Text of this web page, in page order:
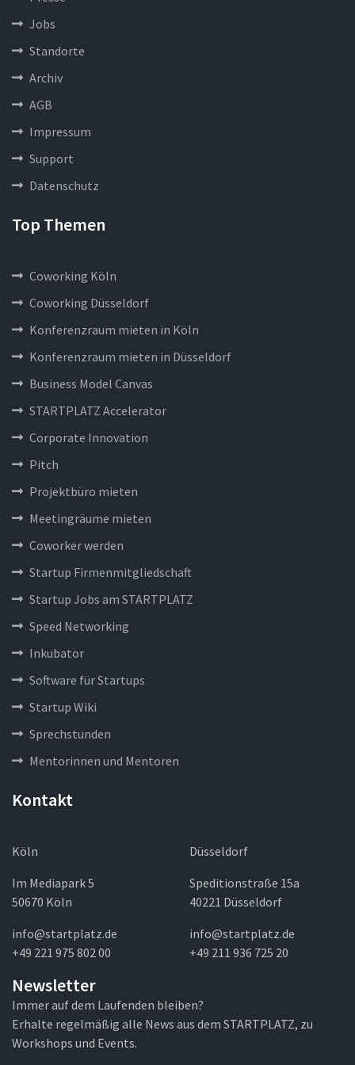
Jobs
Standorte
Archiv
AGB
Impressum
Support
Datenschutz
Top Themen
Coworking Köln
Coworking Düsseldorf
Konferenzraum mieten in Köln
Konferenzraum mieten in Düsseldorf
Business Model Canvas
STARTPLATZ Accelerator
Corporate Innovation
Pitch
Projektbüro mieten
Meetingräume mieten
Coworker werden
Startup Firmenmitgliedschaft
Startup Jobs am STARTPLATZ
Speed Networking
Inkubator
Software für Startups
Startup Wiki
Sprechstunden
Mentorinnen und Mentoren
Kontakt
Köln
Im Mediapark 5
50670 Köln
info@startplatz.de
+49 221 975 802 00
Düsseldorf
Speditionstraße 15a
40221 Düsseldorf
info@startplatz.de
+49 211 936 725 20
Newsletter
Immer auf dem Laufenden bleiben?
Erhalte regelmäßig alle News aus dem STARTPLATZ, zu
Workshops und Events.